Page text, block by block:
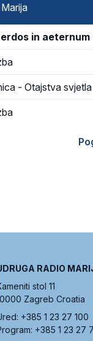
in aeternum
- Otajstva svjetla
RADIO
stol 11
Zagreb Croatia
+385 1 23 27 100
+385 1 23 27